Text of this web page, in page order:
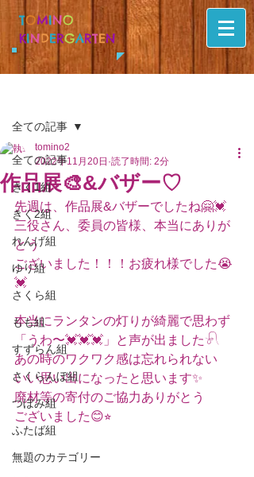
TOMINO
KINDERGARTEN
全ての記事
きく1組
きく2組
れんげ組
ゆり組
さくら組
もも組
すずらん組
さくらんぼ組
つぼみ組
ふたば組
無題のカテゴリー
全ての記事
作品展🎨&バザー♡
tomino2
2022年11月20日 読了時間: 2分
先週は、作品展&バザーでしたね🤗💓
三役さん、委員の皆様、本当にありが
とう
ございました！！！お疲れ様でした😭
💓
本当にランタンの灯りが綺麗で思わず
「うわ〜💓💓💓」と声が出ました𓍯
あの時のワクワク感は忘れられない
いい思い出になったと思います✨
廃材等の寄付のご協力ありがとう
ございました😊⭐︎